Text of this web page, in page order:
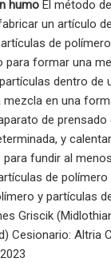
humo El método
un artículo
de
para formar una
dentro de
en una
de prensado
y
fundir al
de
y partículas
Griscik
Cesionario: Altria